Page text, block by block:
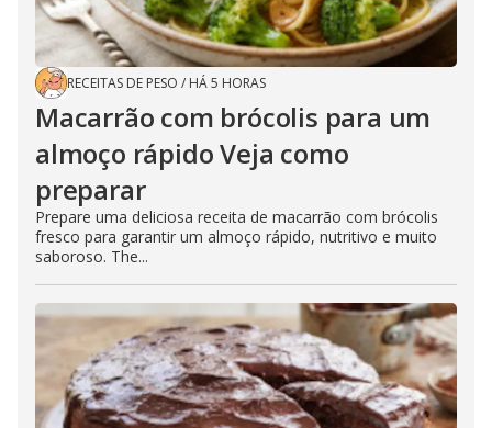
RECEITAS DE PESO / HÁ 5 HORAS
Macarrão com brócolis para um
almoço rápido Veja como
preparar
Prepare uma deliciosa receita de macarrão com brócolis
fresco para garantir um almoço rápido, nutritivo e muito
saboroso. The...